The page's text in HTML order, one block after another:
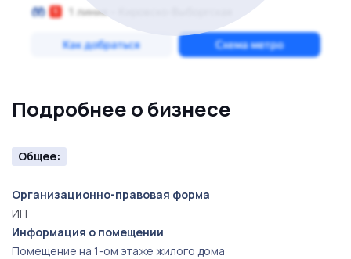
Подробнее о бизнесе
Общее:
Организационно-правовая форма
ИП
Информация о помещении
Помещение на 1-ом этаже жилого дома